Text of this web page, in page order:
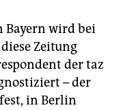
Bayern wird bei
Zeitung
der taz
– der
in Berlin